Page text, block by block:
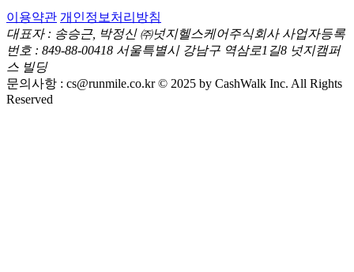
이용약관 개인정보처리방침
대표자 : 송승근, 박정신 ㈜넛지헬스케어주식회사 사업자등록
번호 : 849-88-00418 서울특별시 강남구 역삼로1길8 넛지캠퍼
스 빌딩
문의사항 : cs@runmile.co.kr © 2025 by CashWalk Inc. All Rights
Reserved